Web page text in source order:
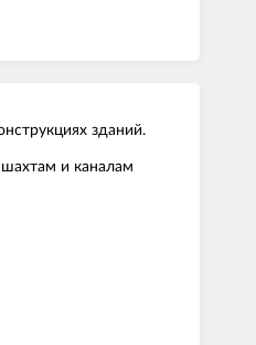
зданий.
и каналам